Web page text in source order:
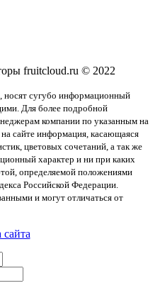
fruitcloud.ru © 2022
носят сугубо информационный
Для более подробной
компании по указанным на
сайте информация, касающаяся
цветовых сочетаний, а так же
характер и ни при каких
определяемой положениями
Российской Федерации.
и могут отличаться от
сайта